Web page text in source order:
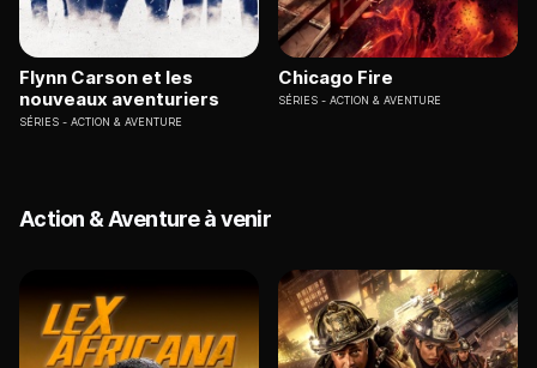
Flynn Carson et les
nouveaux aventuriers
SÉRIES ACTION & AVENTURE
Chicago Fire
SÉRIES ACTION & AVENTURE
Action & Aventure à venir